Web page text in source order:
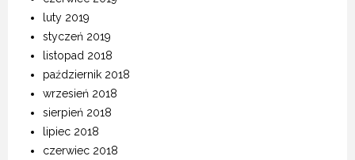
luty 2019
styczeń 2019
listopad 2018
październik 2018
wrzesień 2018
sierpień 2018
lipiec 2018
czerwiec 2018